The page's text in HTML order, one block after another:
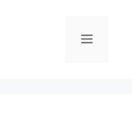
Menu